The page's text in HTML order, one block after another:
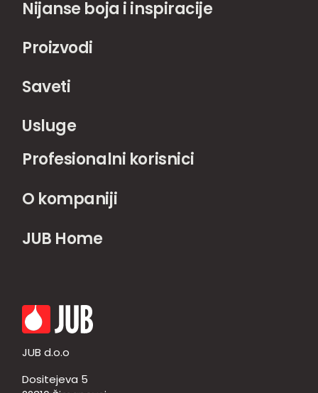
Nijanse boja i inspiracije
Proizvodi
Saveti
Usluge
Profesionalni korisnici
O kompaniji
JUB Home
JUB d.o.o
Dositejeva 5